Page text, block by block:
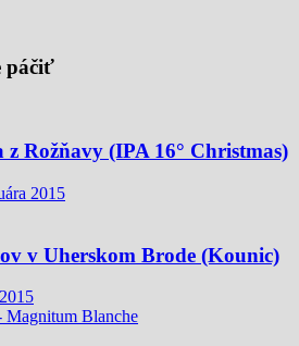
páčiť
Rožňavy (IPA 16° Christmas)
2015
v Uherskom Brode (Kounic)